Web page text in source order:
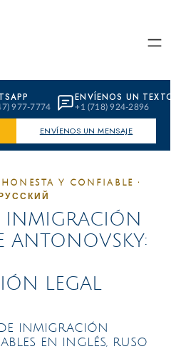
977-7774
ENVÍENOS UN TEXTO
+1 (718) 924-2896
ENVÍENOS UN MENSAJE
Y CONFIABLE ·
РУССКИЙ
INMIGRACIÓN
ANTONOVSKY:
LEGAL
INMIGRACIÓN
EN INGLÉS, RUSO